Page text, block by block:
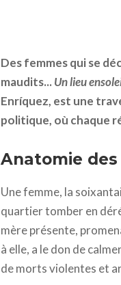
Des femmes qui se
maudits... Un lieu
Enríquez, est une
politique, où chaque
Anatomie
Une femme, la
quartier tomber en
mère présente,
à elle, a le don de
de morts violentes et